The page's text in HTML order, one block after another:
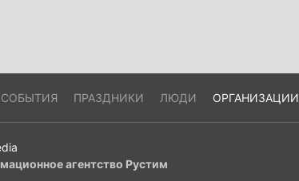
СОБЫТИЯ ПРАЗДНИКИ ЛЮДИ ОРГАНИЗАЦИИ
агентство Рустим